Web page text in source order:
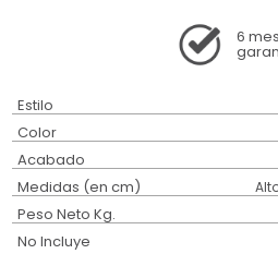
6
Estilo
Color
Acabado
Medidas (en cm)
Peso Neto Kg.
No Incluye